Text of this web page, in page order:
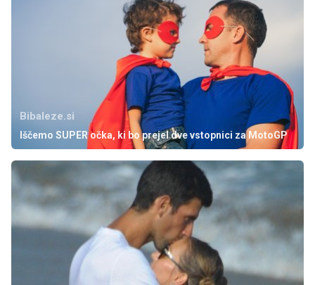
Bibaleze.si
Iščemo SUPER očka, ki bo prejel dve vstopnici za MotoGP